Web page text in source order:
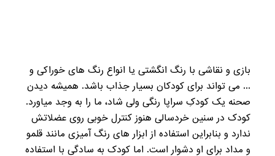
بازی و نقاشی با رنگ انگشتی یا انواع رنگ های خوراکی و
... می تواند برای کودکان بسیار جذاب باشد. همیشه دیدن
صحنه یک کودکِ سراپا رنگی ولی شاد، ما را به وجد میاورد.
کودک در سنین خردسالی هنوز کنترل خوبی روی عضلاتش
ندارد و بنابراین استفاده از ابزار های رنگ آمیزی مانند قلمو
و مداد برای او دشوار است. اما کودک به سادگی با استفاده